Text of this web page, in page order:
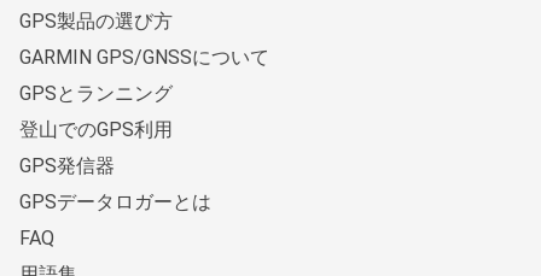
GPS製品の選び方
GARMIN GPS/GNSSについて
GPSとランニング
登山でのGPS利用
GPS発信器
GPSデータロガーとは
FAQ